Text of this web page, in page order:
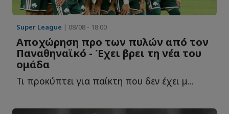
Super League | 08/08 - 18:00
Αποχώρηση προ των πυλών από τον
Παναθηναϊκό - Έχει βρει τη νέα του
ομάδα
Τι προκύπτει για παίκτη που δεν έχει μ...